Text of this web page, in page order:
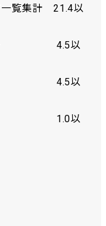
一覧集計 21.4以
込み＋ 4.5以
新＋ 4.5以
1.0以